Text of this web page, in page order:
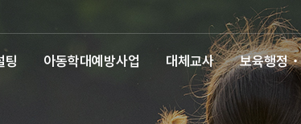
팅 아동학대예방사업 대체교사 보육행정